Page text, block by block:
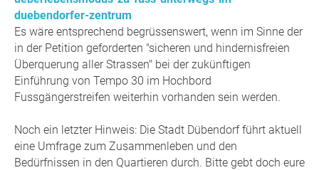
duebendorfer-zentrum
Es wäre entsprechend begrüssenswert, wenn im Sinne der
in der Petition geforderten "sicheren und hindernisfreien
Überquerung aller Strassen" bei der zukünftigen
Einführung von Tempo 30 im Hochbord
Fussgängerstreifen weiterhin vorhanden sein werden.
Noch ein letzter Hinweis: Die Stadt Dübendorf führt aktuell
eine Umfrage zum Zusammenleben und den
Bedürfnissen in den Quartieren durch. Bitte gebt doch eure